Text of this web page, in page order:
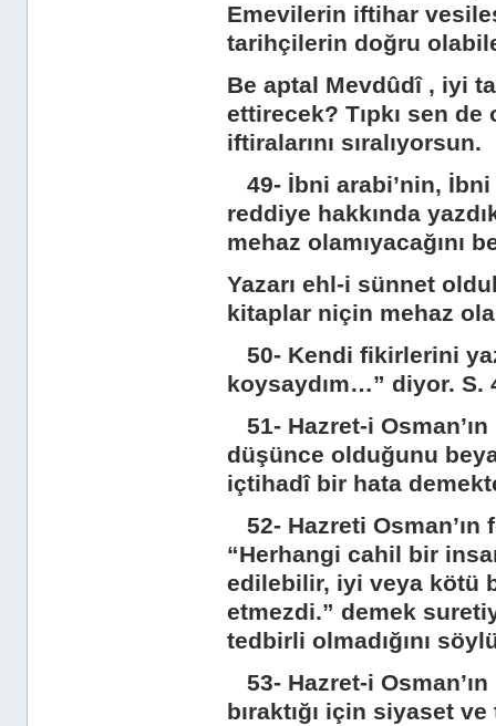
Emevilerin iftihar
tarihçilerin doğru
Be aptal Mevdûdî , iyi
ettirecek? Tıpkı sen
iftiralarını sıralıyorsun.
49- İbni arabi’nin,
reddiye hakkında
mehaz olamıyacağını
Yazarı ehl-i sünnet
kitaplar niçin mehaz
50- Kendi fikirlerini
koysaydım…” diyor. S.
51- Hazret-i
düşünce olduğunu
içtihadî bir hata
52- Hazreti
“Herhangi cahil bir
edilebilir, iyi veya kötü
etmezdi.” demek
tedbirli olmadığını
53- Hazret-i
bıraktığı için siyaset